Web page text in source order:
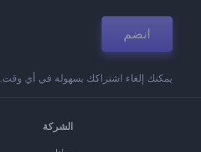
انضم
يمكنك إلغاء اشتراكك بسهولة في أي وقت.
الشركة